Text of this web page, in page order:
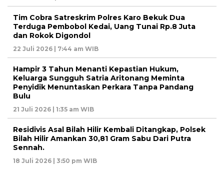
Tim Cobra Satreskrim Polres Karo Bekuk Dua
Terduga Pembobol Kedai, Uang Tunai Rp.8 Juta
dan Rokok Digondol
22 Juli 2026 | 7:44 am WIB
Hampir 3 Tahun Menanti Kepastian Hukum,
Keluarga Sungguh Satria Aritonang Meminta
Penyidik Menuntaskan Perkara Tanpa Pandang
Bulu
21 Juli 2026 | 1:35 am WIB
Residivis Asal Bilah Hilir Kembali Ditangkap, Polsek
Bilah Hilir Amankan 30,81 Gram Sabu Dari Putra
Sennah.
18 Juli 2026 | 3:50 pm WIB